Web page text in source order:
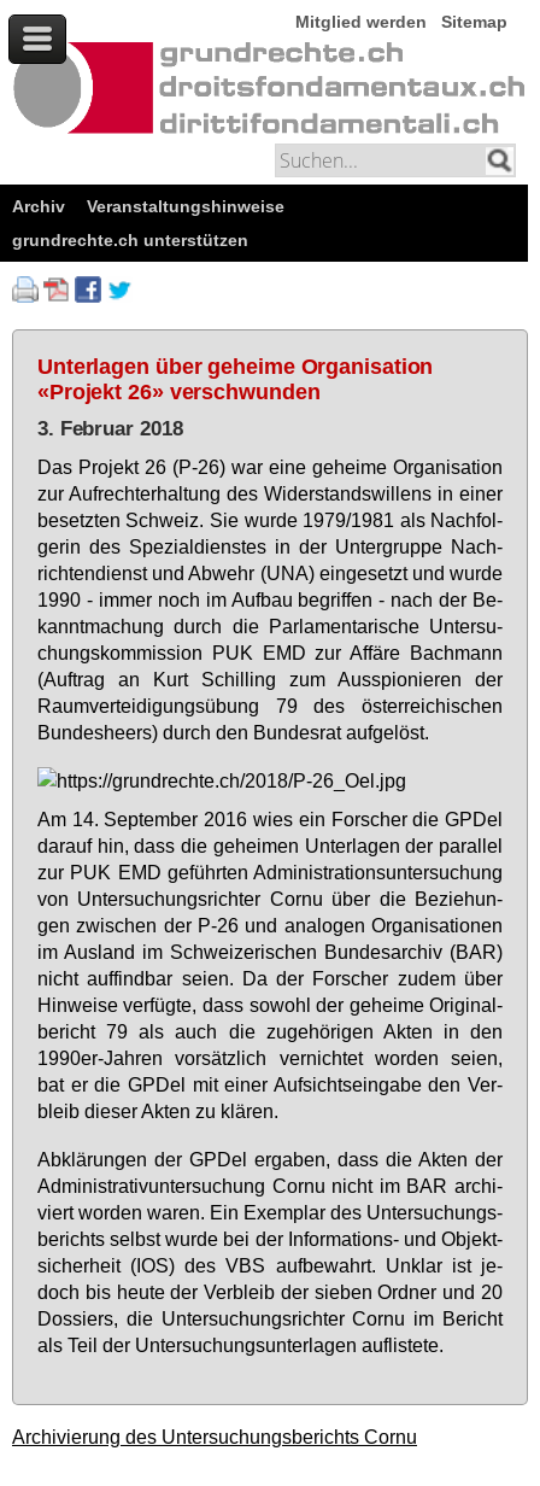
Mitglied werden Sitemap
Archiv
Veranstaltungshinweise
grundrechte.ch unterstützen
Unterlagen über geheime Organisation
«Projekt 26» verschwunden
3. Februar 2018
Das Pro­jekt 26 (P-26) war ei­ne ge­hei­me Or­ga­ni­sa­ti­on
zur Auf­recht­er­hal­tung des Wi­der­stands­wil­lens in ei­ner
be­setz­ten Schweiz. Sie wur­de 1979/1981 als Nach­fol­
ge­rin des Spe­zi­al­diens­tes in der Un­ter­grup­pe Nach­
rich­ten­dienst und Ab­wehr (UNA) ein­ge­setzt und wur­de
1990 - im­mer noch im Auf­bau be­grif­fen - nach der Be­
kannt­ma­chung durch die Par­la­men­ta­ri­sche Un­ter­su­
chungs­kom­mis­si­on PUK EMD zur Af­fä­re Bach­mann
(Auf­trag an Kurt Schil­ling zum Aus­spio­nie­ren der
Raum­ver­tei­di­gungs­übung 79 des ös­ter­rei­chi­schen
Bun­des­heers) durch den Bun­des­rat auf­ge­löst.
Am 14. Sep­tem­ber 2016 wies ein For­scher die GPDel
dar­auf hin, dass die ge­hei­men Un­ter­la­gen der par­al­lel
zur PUK EMD ge­führ­ten Ad­mi­nis­tra­ti­ons­un­ter­su­chung
von Un­ter­su­chungs­rich­ter Cor­nu über die Be­zie­hun­
gen zwi­schen der P-26 und ana­lo­gen Or­ga­ni­sa­tio­nen
im Aus­land im Schwei­ze­ri­schen Bun­des­ar­chiv (BAR)
nicht auf­find­bar sei­en. Da der For­scher zu­dem über
Hin­wei­se ver­füg­te, dass so­wohl der ge­hei­me Ori­gi­nal­
be­richt 79 als auch die zu­ge­hö­ri­gen Ak­ten in den
1990er-Jah­ren vor­sätz­lich ver­nich­tet wor­den sei­en,
bat er die GPDel mit ei­ner Auf­sichts­ein­ga­be den Ver­
bleib die­ser Ak­ten zu klä­ren.
Ab­klä­run­gen der GPDel er­ga­ben, dass die Ak­ten der
Ad­mi­nis­tra­ti­v­un­ter­su­chung Cor­nu nicht im BAR ar­chi­
viert wor­den wa­ren. Ein Ex­em­plar des Un­ter­su­chungs­
be­richts selbst wur­de bei der In­for­ma­ti­ons- und Ob­jekt­
si­cher­heit (IOS) des VBS auf­be­wahrt. Un­klar ist je­
doch bis heu­te der Ver­bleib der sie­ben Ord­ner und 20
Dos­siers, die Un­ter­su­chungs­rich­ter Cor­nu im Be­richt
als Teil der Un­ter­su­chungs­un­ter­la­gen auf­lis­te­te.
Archivierung des Untersuchungsberichts Cornu